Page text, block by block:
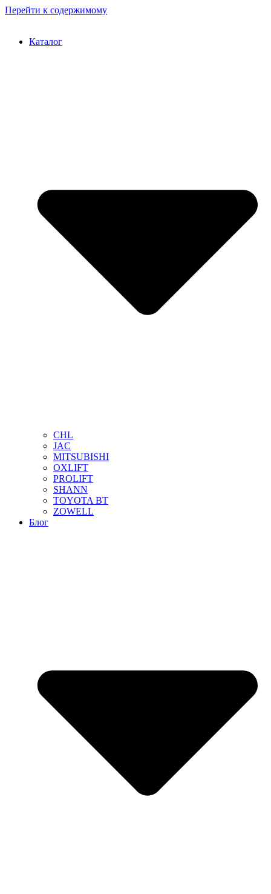
Перейти к содержимому
Каталог
CHL
JAC
MITSUBISHI
OXLIFT
PROLIFT
SHANN
TOYOTA BT
ZOWELL
Блог